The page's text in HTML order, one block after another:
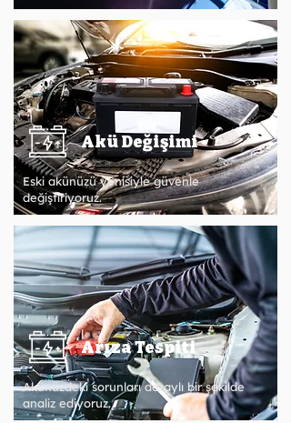
Akü Değişimi
Eski akünüzü yenisiyle güvenle
değiştiriyoruz.
Arıza Tespiti
Akünüzdeki sorunları detaylı bir şekilde
analiz ediyoruz.